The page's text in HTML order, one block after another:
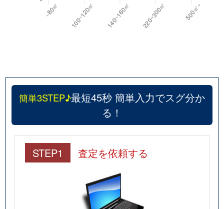
簡単3STEP♪最短45秒 簡単入力でスグ分か
る！
STEP1 査定を依頼する